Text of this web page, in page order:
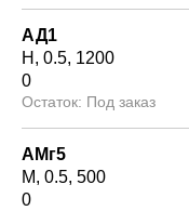
АД1
Н
0.5 1200
0
Под заказ
АМг5
М 0.5 500
0